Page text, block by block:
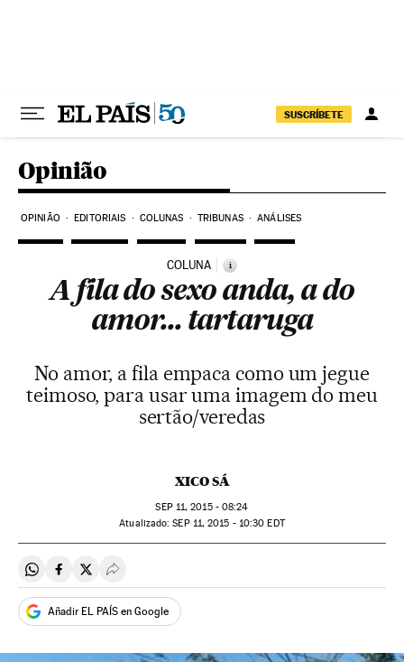
SUSCRÍBETE
Opinião
OPINIÃO EDITORIAIS COLUNAS TRIBUNAS ANÁLISES
COLUNA i
A fila do sexo anda, a do
amor... tartaruga
No amor, a fila empaca como um jegue
teimoso, para usar uma imagem do meu
sertão/veredas
XICO SÁ
SEP11, 2015 - 08:24
atualizado: SEP11, 2015 - 10:30 EDT
Compartir en Whatsapp
Compartir en Facebook
Compartir en Twitter
Desplegar Redes Sociales
Añadir EL PAÍS en Google